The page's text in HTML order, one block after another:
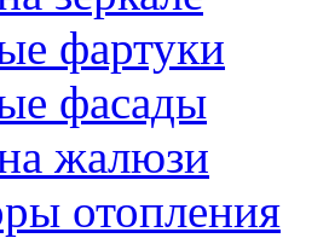
фартуки
фасады
жалюзи
отопления